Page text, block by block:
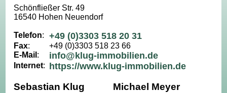
Schönfließer Str. 49
16540 Hohen Neuendorf
Telefon: +49 (0)3303 518 20 31
Fax:
+49 (0)3303 518 23 66
E-Mail : info@klug-immobilien.de
Internet: https://www.klug-immobilien.de
Sebastian Klug Michael Meyer